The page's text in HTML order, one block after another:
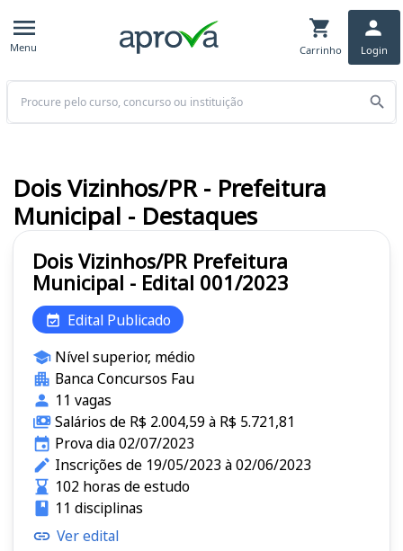
Menu Carrinho Login
Buscar
Dois Vizinhos/PR Prefeitura
Municipal - Edital 001/2023
Edital Publicado
Nível superior, médio
Banca Concursos Fau
11 vagas
Salários de R$ 2.004,59 à R$ 5.721,81
Prova dia 02/07/2023
Inscrições de 19/05/2023 à 02/06/2023
102 horas de estudo
11 disciplinas
Ver edital
Dois Vizinhos/PR - Prefeitura
Municipal - Destaques